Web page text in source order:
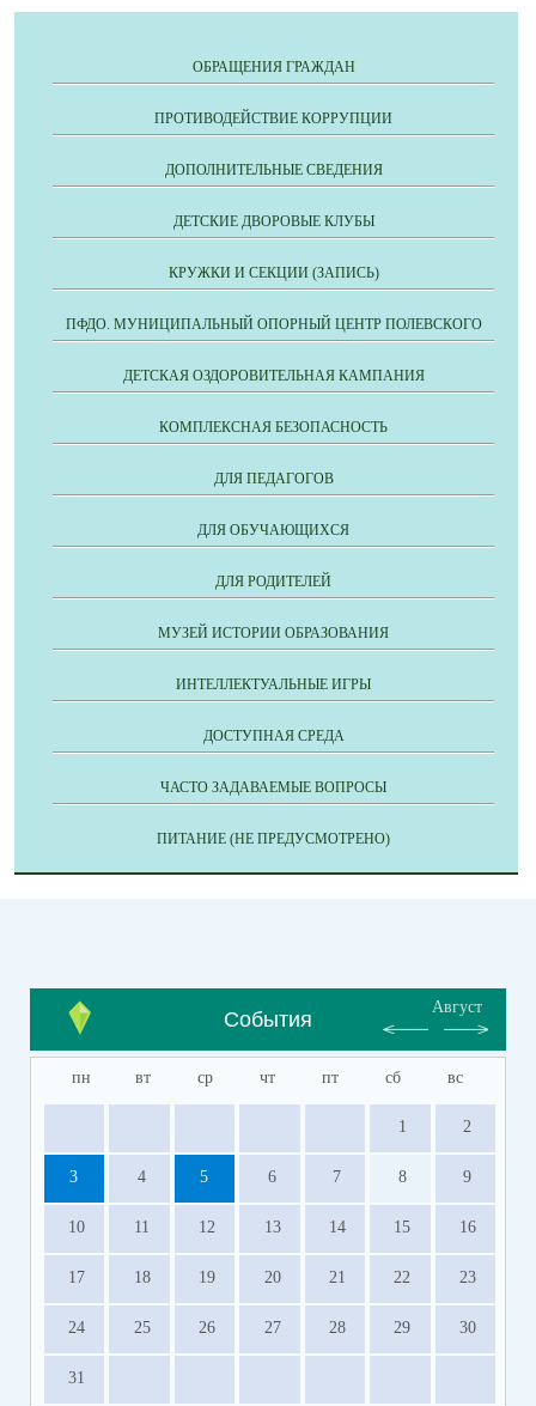
ОБРАЩЕНИЯ ГРАЖДАН
ПРОТИВОДЕЙСТВИЕ КОРРУПЦИИ
ДОПОЛНИТЕЛЬНЫЕ СВЕДЕНИЯ
ДЕТСКИЕ ДВОРОВЫЕ КЛУБЫ
КРУЖКИ И СЕКЦИИ (ЗАПИСЬ)
ПФДО. МУНИЦИПАЛЬНЫЙ ОПОРНЫЙ ЦЕНТР ПОЛЕВСКОГО
ДЕТСКАЯ ОЗДОРОВИТЕЛЬНАЯ КАМПАНИЯ
КОМПЛЕКСНАЯ БЕЗОПАСНОСТЬ
ДЛЯ ПЕДАГОГОВ
ДЛЯ ОБУЧАЮЩИХСЯ
ДЛЯ РОДИТЕЛЕЙ
МУЗЕЙ ИСТОРИИ ОБРАЗОВАНИЯ
ИНТЕЛЛЕКТУАЛЬНЫЕ ИГРЫ
ДОСТУПНАЯ СРЕДА
ЧАСТО ЗАДАВАЕМЫЕ ВОПРОСЫ
ПИТАНИЕ (НЕ ПРЕДУСМОТРЕНО)
События
Август
пн вт ср чт пт сб вс
1 2
3 4 5 6 7 8 9
10 11 12 13 14 15 16
17 18 19 20 21 22 23
24 25 26 27 28 29 30
31